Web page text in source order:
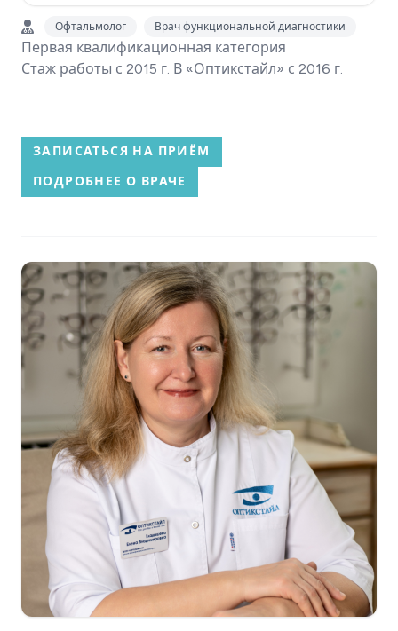
Офтальмолог Врач функциональной диагностики
Первая квалификационная категория
Стаж работы с 2015 г. В «Оптикстайл» с 2016 г.
ЗАПИСАТЬСЯ НА ПРИЁМ
ПОДРОБНЕЕ О ВРАЧЕ